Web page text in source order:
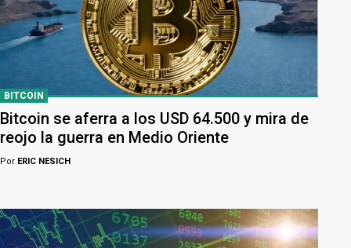
BITCOIN
Bitcoin se aferra a los USD 64.500 y mira de
reojo la guerra en Medio Oriente
Por ERIC NESICH